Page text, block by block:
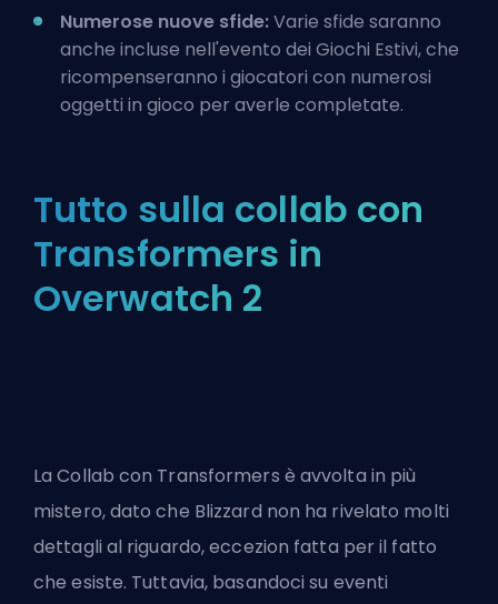
Numerose nuove sfide:Varie sfide saranno
anche incluse nell'evento dei Giochi Estivi, che
ricompenseranno i giocatori con numerosi
oggetti in gioco per averle completate.
Tutto sulla collab con
Transformers in
Overwatch 2
La Collab con Transformers è avvolta in più
mistero, dato che Blizzard non ha rivelato molti
dettagli al riguardo, eccezion fatta per il fatto
che esiste. Tuttavia, basandoci su eventi